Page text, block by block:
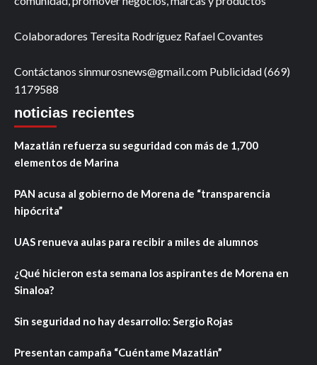
Colaboradores Teresita Rodríguez Rafael Covantes
Contáctanos sinmurosnews@gmail.com Publicidad (669)
1179588
noticias recientes
Mazatlán refuerza su seguridad con más de 1,700
elementos de Marina
PAN acusa al gobierno de Morena de “transparencia
hipócrita”
UAS renueva aulas para recibir a miles de alumnos
¿Qué hicieron esta semana los aspirantes de Morena en
Sinaloa?
Sin seguridad no hay desarrollo: Sergio Rojas
Presentan campaña “Cuéntame Mazatlán”